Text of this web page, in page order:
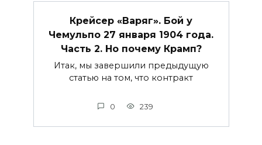
Крейсер «Варяг». Бой у
Чемульпо 27 января 1904 года.
Часть 2. Но почему Крамп?
Итак, мы завершили предыдущую
статью на том, что контракт
0 239